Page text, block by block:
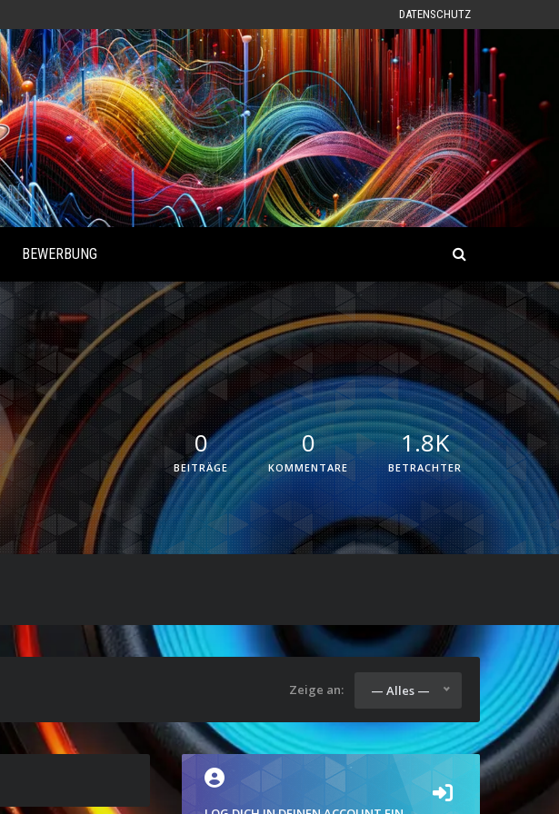
DATENSCHUTZ
BEWERBUNG
0
BEITRÄGE
0
KOMMENTARE
1.8K
BETRACHTER
Zeige an: — Alles —